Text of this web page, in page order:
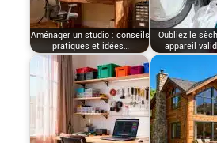
Aménager un studio : conseils
pratiques et idées…
Oubliez le
appareil